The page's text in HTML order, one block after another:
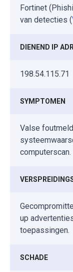
Fortinet
van detecties (
DIENEND IP
198.54.115.71
SYMPTOMEN
Valse
computerscan.
up
toepassingen.
SCHADE